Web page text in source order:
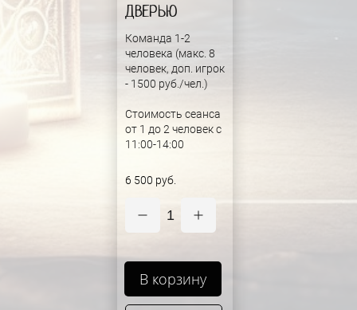
ДВЕРЬЮ
Команда 1-2
человека (макс. 8
человек, доп. игрок
- 1500 руб./чел.)
Стоимость сеанса
от 1 до 2 человек с
11:00-14:00
6 500 руб.
1
В корзину